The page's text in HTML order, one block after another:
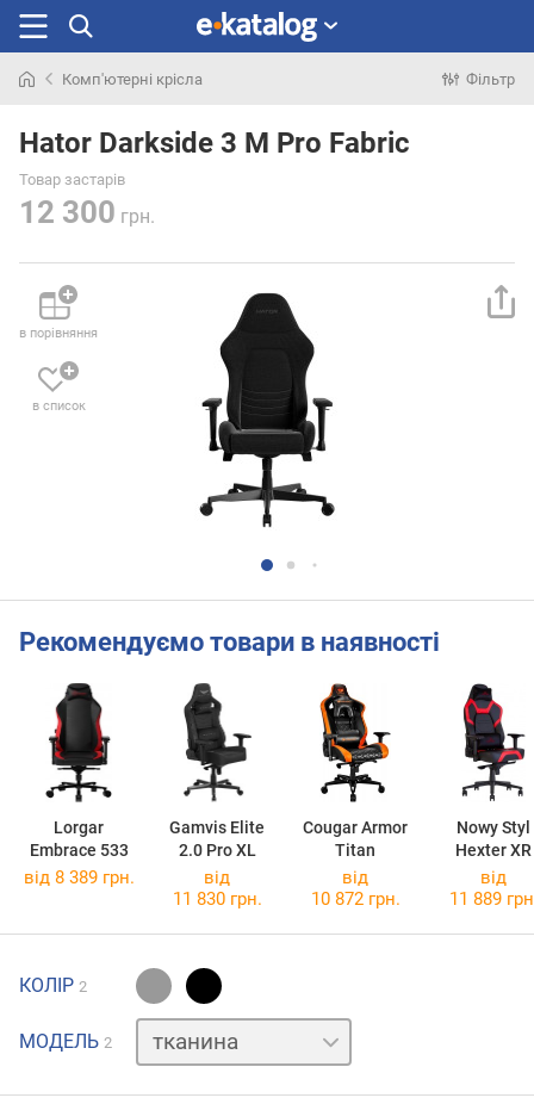
раніше
Комп'ютерні крісла Фільтр
Hator Darkside 3 M Pro Fabric
Товар застарів
12 300 грн.
в порівняння
в список
Рекомендуємо товари в наявності
Lorgar
Embrace 533
Gamvis Elite
2.0 Pro XL
Cougar Armor
Titan
Nowy Styl
Hexter XR
від 8 389 грн.
від
11 830 грн.
від
10 872 грн.
від
11 889
КОЛІР 2
МОДЕЛЬ 2